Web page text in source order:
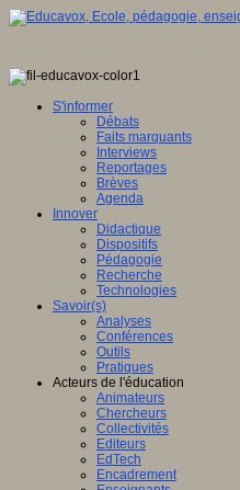
S'informer
Débats
Faits marquants
Interviews
Reportages
Brèves
Agenda
Innover
Didactique
Dispositifs
Pédagogie
Recherche
Technologies
Savoir(s)
Analyses
Conférences
Outils
Pratiques
Acteurs de l'éducation
Animateurs
Chercheurs
Collectivités
Editeurs
EdTech
Encadrement